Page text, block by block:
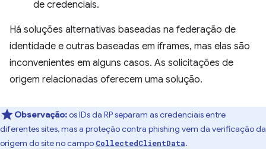
de credenciais.
Há soluções alternativas baseadas na federação de
identidade e outras baseadas em iframes, mas elas são
inconvenientes em alguns casos. As solicitações de
origem relacionadas oferecem uma solução.
Observação:os IDs da RP separam as credenciais entre
diferentes sites, mas a proteção contra phishing vem da verificação da
origem do site no campo CollectedClientData.